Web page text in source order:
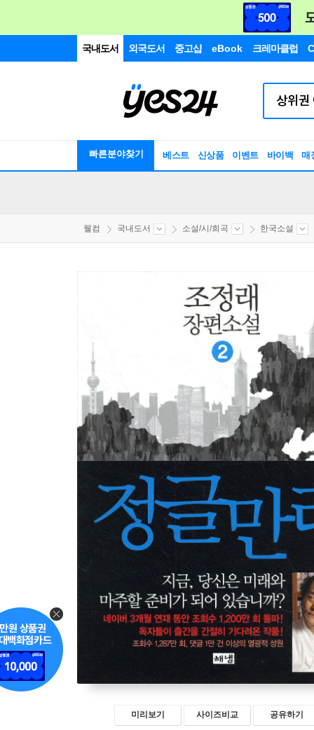
국내도서 외국도서 중고샵 eBook 크레마클럽
빠른분야찾기 베스트 신상품 이벤트 바이백 매
웰컴 국내도서 소설/시/희곡 한국소설
미리보기 사이즈비교 공유하기